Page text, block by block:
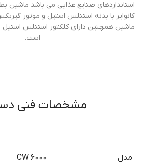
است.
مشخصات فنی
مدل CW 6000